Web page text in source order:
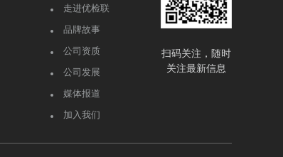
走进优检联
品牌故事
公司资质
公司发展
媒体报道
加入我们
扫码关注，随时
关注最新信息